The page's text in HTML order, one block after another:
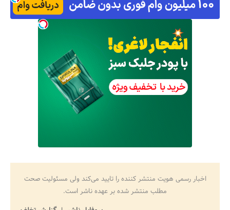
اخبار رسمی هویت منتشر کننده را تایید می‌کند ولی مسئولیت صحت
مطلب منتشر شده بر عهده ناشر است.